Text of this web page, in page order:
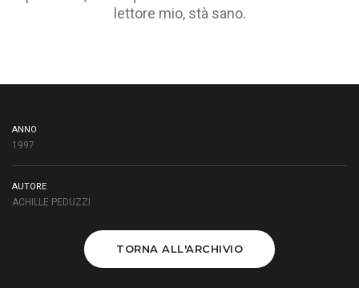
lettore mio, stà sano.
ANNO
1997
AUTORE
ACHILLE PEDUZZI
TORNA ALL'ARCHIVIO